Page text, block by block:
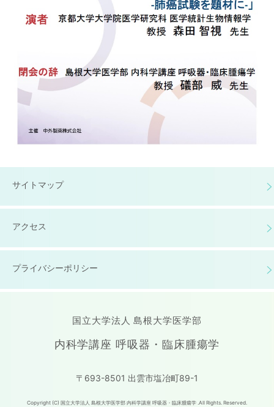
サイトマップ
アクセス
プライバシーポリシー
国立大学法人 島根大学医学部
内科学講座 呼吸器・臨床腫瘍学
〒693-8501 出雲市塩冶町89-1
Copyright (C) 国立大学法人 島根大学医学部 内科学講座 呼吸器・臨床腫瘍学 .All Rights. Reserved.